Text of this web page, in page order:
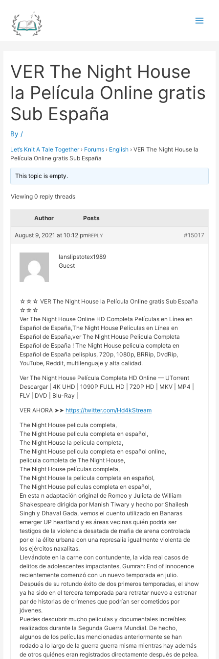
content
VER The Night House
la Película Online gratis
Sub España
By /
Let’s Knit A Tale Together › Forums › English › VER The Night House la
Película Online gratis Sub España
This topic is empty.
Viewing 0 reply threads
Author Posts
August 9, 2021 at 10:12 pm #15017
REPLY
lanslipstotex1989
Guest
☆☆☆ VER The Night House la Película Online gratis Sub España
☆☆☆
Ver The Night House Online HD Completa Películas en Línea en
Español de España,The Night House Películas en Línea en
Español de España,ver The Night House Pelicula Completa
Español de España ! The Night House pelicula completa en
Español de España pelisplus, 720p, 1080p, BRRip, DvdRip,
YouTube, Reddit, multilenguaje y alta calidad.
Ver The Night House Película Completa HD Online — UTorrent
Descargar | 4K UHD | 1090P FULL HD | 720P HD | MKV | MP4 |
FLV | DVD | Blu-Ray |
VER AHORA ➤➤ https://twitter.com/Hd4kStream
The Night House pelicula completa,
The Night House pelicula completa en español,
The Night House la película completa,
The Night House pelicula completa en español online,
pelicula completa de The Night House,
The Night House películas completa,
The Night House la película completa en español,
The Night House peliculas completa en español,
En esta n adaptación original de Romeo y Julieta de William
Shakespeare dirigida por Manish Tiwary y hecho por Shailesh
Singh y Dhaval Gada, vemos el cuento utilizado en Banaras
emerger UP heartland y es áreas vecinas quién podría ser
testigos de la violencia desatada de mafia de arena controlada
por el la élite urbana con una represalia igualmente violenta de
los ejércitos naxalitas.
Llevándote en la carne con contundente, la vida real casos de
delitos de adolescentes impactantes, Gumrah: End of Innocence
recientemente comenzó con un nuevo temporada en julio.
Después de su rotundo éxito de dos primeros temporadas, el show
ya ha sido en el tercera temporada para retratar nuevo a estrenar
par de historias de crímenes que podrían ser cometidos por
jóvenes.
Puedes descubrir mucho películas y documentales increíbles
realizados durante la Segunda Guerra Mundial. De hecho,
algunos de los películas mencionadas anteriormente se han
rodado a lo largo de la guerra guerra misma mientras hay además
de otros quiénes eran registrados directamente después de pelea.